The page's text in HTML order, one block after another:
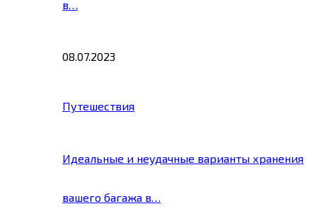
в…
08.07.2023
Путешествия
Идеальные и неудачные варианты хранения
вашего багажа в…